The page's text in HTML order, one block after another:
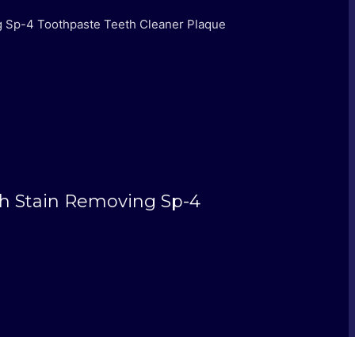
4 Toothpaste Teeth Cleaner Plaque
Stain Removing Sp-4